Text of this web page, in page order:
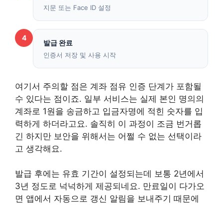
지문 또는 Face ID 설정
4
발급 완료
인증서 저장 및 사용 시작
여기서 주의할 점은 계좌 점유 인증 단계가 포함될
수 있다는 점이죠. 일부 서비스는 실제 본인 명의의
계좌로 1원을 송금하고 입금자명에 적힌 숫자를 입
력하게 하더라고요. 솔직히 이 과정이 조금 번거롭
긴 하지만 보안을 위해서는 어쩔 수 없는 선택이라
고 생각해요.
발급 후에는 유효 기간이 설정되는데 보통 2년에서
3년 정도로 넉넉하게 제공되네요. 만료일이 다가오
면 앱에서 자동으로 갱신 알림을 보내주기 때문에